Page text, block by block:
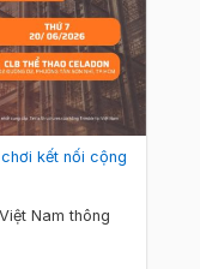
kết nối cộng
Nam thông